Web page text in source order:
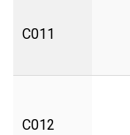
C011
C012